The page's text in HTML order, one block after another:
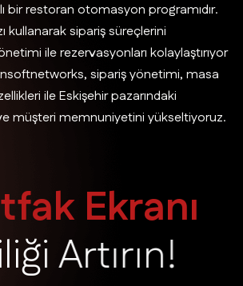
bir restoran otomasyon programıdır.
kullanarak sipariş süreçlerini
ile rezervasyonları kolaylaştırıyor
sipariş yönetimi, masa
ile Eskişehir pazarındaki
müşteri memnuniyetini yükseltiyoruz.
tfak Ekranı
liğiArtırın!